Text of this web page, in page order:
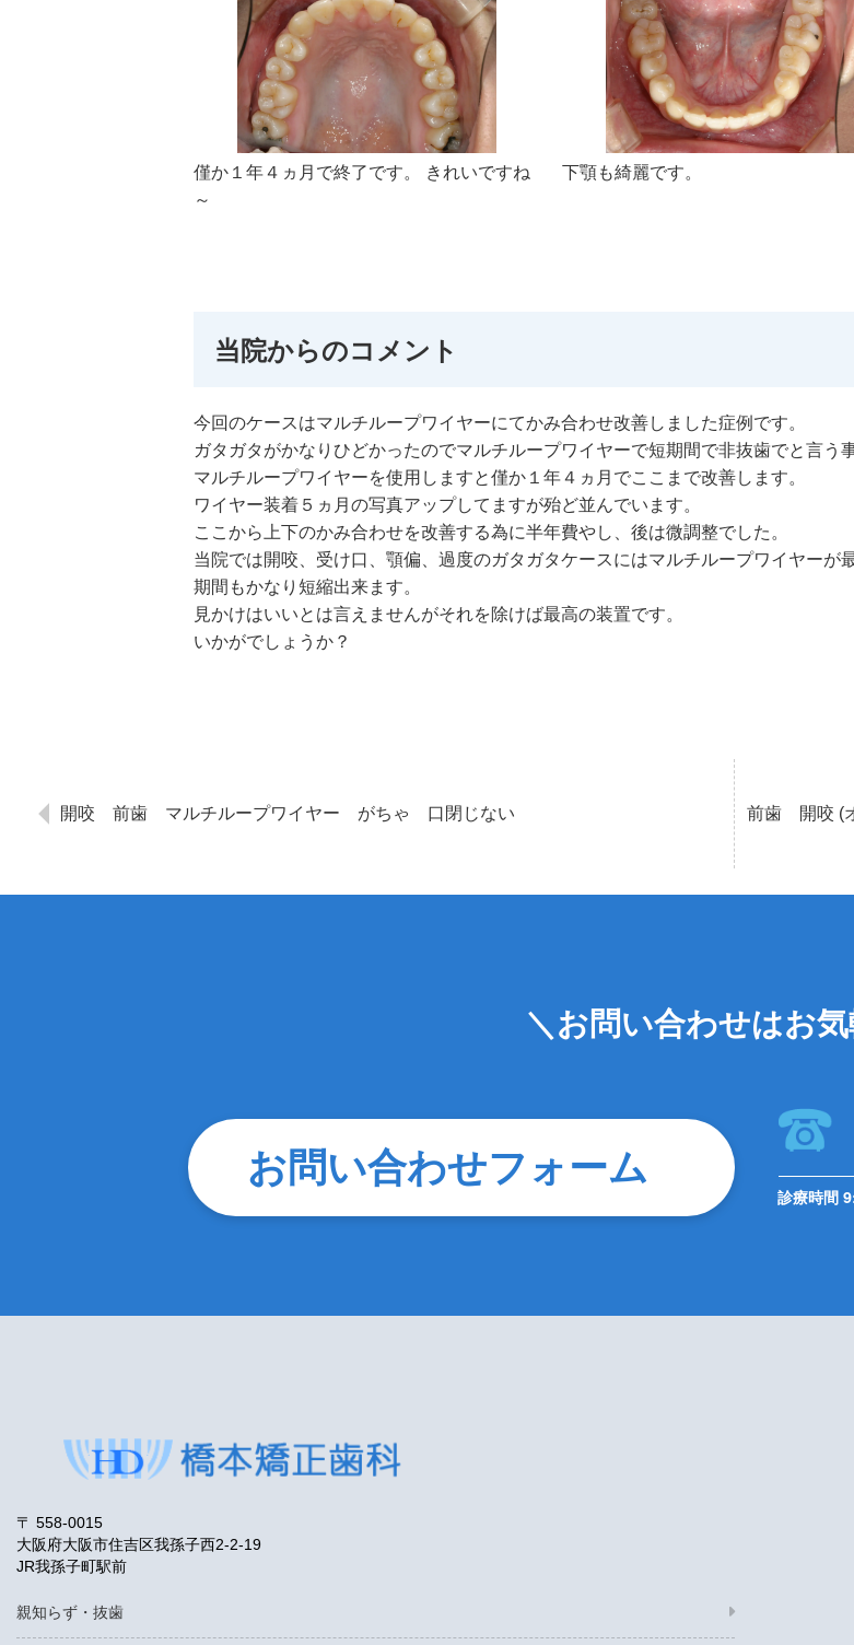
僅か１年４ヵ月で終了です。 きれいですね
～
下顎も綺麗です。
当院からのコメント
今回のケースはマルチループワイヤーにてかみ合わせ改善しました症例です。
ガタガタがかなりひどかったのでマルチループワイヤーで短期間で非抜歯でと言う
マルチループワイヤーを使用しますと僅か１年４ヵ月でここまで改善します。
ワイヤー装着５ヵ月の写真アップしてますが殆ど並んでいます。
ここから上下のかみ合わせを改善する為に半年費やし、後は微調整でした。
当院では開咬、受け口、顎偏、過度のガタガタケースにはマルチループワイヤーが
期間もかなり短縮出来ます。
見かけはいいとは言えませんがそれを除けば最高の装置です。
いかがでしょうか？
開咬 前歯 マルチループワイヤー がちゃ 口閉じない 前歯 開咬 (
＼お問い合わせはお
お問い合わせフォーム
診療時間
〒 558-0015
大阪府大阪市住吉区我孫子西2-2-19
JR我孫子町駅前
親知らず・抜歯